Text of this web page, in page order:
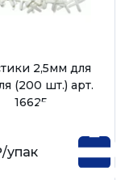
2,5мм для
(200 шт.) арт.
16625
/упак